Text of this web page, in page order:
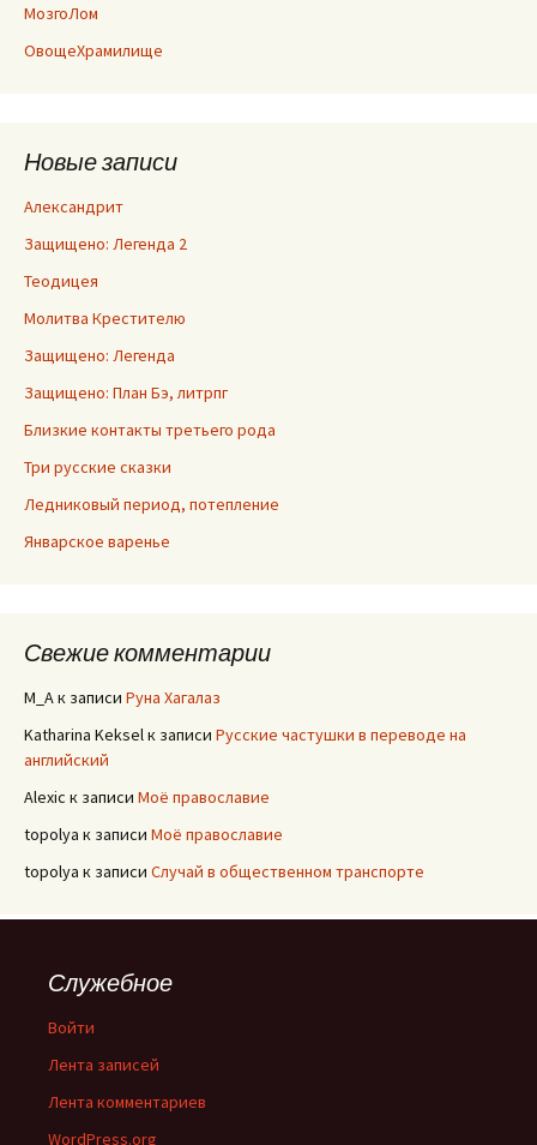
МозгоЛом
ОвощеХрамилище
Новые записи
Александрит
Защищено: Легенда 2
Теодицея
Молитва Крестителю
Защищено: Легенда
Защищено: План Бэ, литрпг
Близкие контакты третьего рода
Три русские сказки
Ледниковый период, потепление
Январское варенье
Свежие комментарии
M_Aк записи Руна Хагалаз
Katharina Kekselк записи Русские частушки в переводе на
английский
Alexic к записи Моё православие
topolya к записи Моё православие
topolya к записи Случай в общественном транспорте
Служебное
Войти
Лента записей
Лента комментариев
WordPress.org